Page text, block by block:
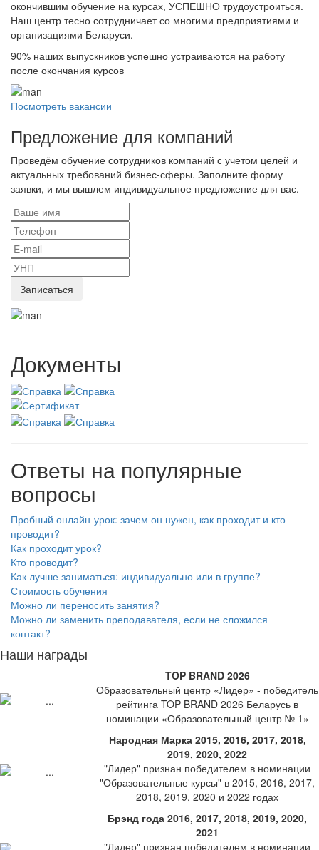
окончившим обучение на курсах, УСПЕШНО трудоустроиться.
Наш центр тесно сотрудничает со многими предприятиями и
организациями Беларуси.
90% наших выпускников успешно устраиваются на работу
после окончания курсов
Посмотреть вакансии
Предложение для компаний
Проведём обучение сотрудников компаний с учетом целей и
актуальных требований бизнес-сферы. Заполните форму
заявки, и мы вышлем индивидуальное предложение для вас.
Документы
Ответы на популярные
вопросы
Пробный онлайн-урок: зачем он нужен, как проходит и кто
проводит?
Как проходит урок?
Кто проводит?
Как лучше заниматься: индивидуально или в группе?
Стоимость обучения
Можно ли переносить занятия?
Можно ли заменить преподавателя, если не сложился
контакт?
Наши награды
TOP BRAND 2026
Образовательный центр «Лидер» - победитель
рейтинга TOP BRAND 2026 Беларусь в
номинации «Образовательный центр № 1»
Народная Марка 2015, 2016, 2017, 2018,
2019, 2020, 2022
"Лидер" признан победителем в номинации
"Образовательные курсы" в 2015, 2016, 2017,
2018, 2019, 2020 и 2022 годах
Брэнд года 2016, 2017, 2018, 2019, 2020,
2021
"Лидер" признан победителем в номинации